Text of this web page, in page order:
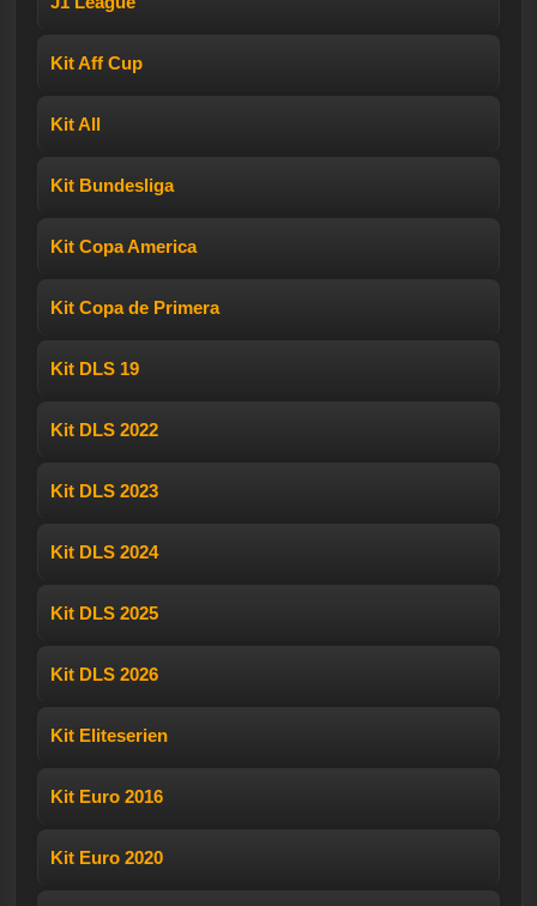
Kit Aff Cup
Kit All
Kit Bundesliga
Kit Copa America
Kit Copa de Primera
Kit DLS 19
Kit DLS 2022
Kit DLS 2023
Kit DLS 2024
Kit DLS 2025
Kit DLS 2026
Kit Eliteserien
Kit Euro 2016
Kit Euro 2020